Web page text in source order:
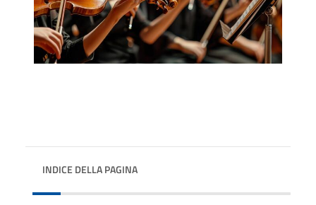
INDICE DELLA PAGINA